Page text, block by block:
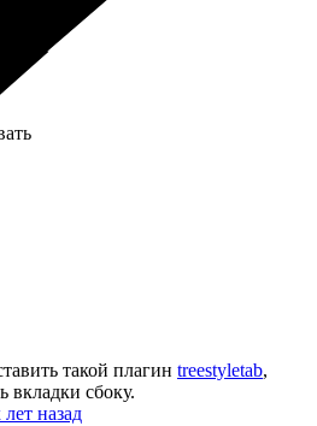
такой плагин treestyletab,
вкладки сбоку.
лет назад